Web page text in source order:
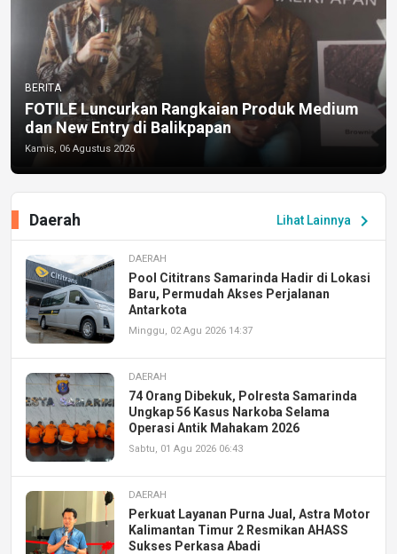
BERITA
FOTILE Luncurkan Rangkaian Produk Medium
dan New Entry di Balikpapan
Kamis, 06 Agustus 2026
Lihat Lainnya chevron_right
Daerah
DAERAH
Pool Cititrans Samarinda Hadir di Lokasi
Baru, Permudah Akses Perjalanan
Antarkota
Minggu, 02 Agu 2026 14:37
DAERAH
74 Orang Dibekuk, Polresta Samarinda
Ungkap 56 Kasus Narkoba Selama
Operasi Antik Mahakam 2026
Sabtu, 01 Agu 2026 06:43
DAERAH
Perkuat Layanan Purna Jual, Astra Motor
Kalimantan Timur 2 Resmikan AHASS
Sukses Perkasa Abadi